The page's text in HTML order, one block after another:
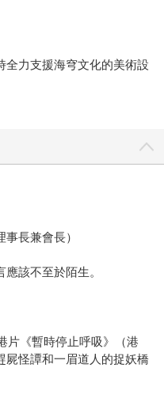
全力支援海穹文化的美術設
長兼會長）
該不至於陌生。
片《暫時停止呼吸》（港
屍怪譚和一眉道人的捉妖橋